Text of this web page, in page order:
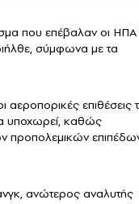
που επέβαλαν οι ΗΠΑ
σύμφωνα με τα
αεροπορικές επιθέσεις
υποχωρεί, καθώς
προπολεμικών
ανώτερος αναλυτής